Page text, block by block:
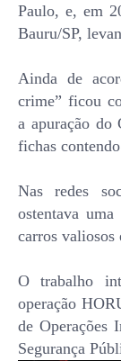
Paulo, e, em
Bauru/SP,
Ainda de
crime” ficou
a apuração do
fichas
Nas redes
ostentava
carros valiosos
O trabalho
operação
de Operações
Segurança